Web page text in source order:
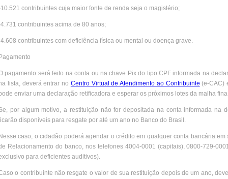
contribuintes cuja maior fonte de renda seja o magistério;
contribuintes acima de 80 anos;
contribuintes com deficiência física ou mental ou doença grave.
pagamento será feito na conta ou na chave Pix do tipo CPF informada na
lista, deverá entrar no Centro Virtual de Atendimento ao Contribuinte (e-CAC)
enviar uma declaração retificadora e esperar os próximos lotes da malha
por algum motivo, a restituição não for depositada na conta informada na
disponíveis para resgate por até um ano no Banco do Brasil.
caso, o cidadão poderá agendar o crédito em qualquer conta bancária
Relacionamento do banco, nos telefones 4004-0001 (capitais), 0800-729-
para deficientes auditivos).
o contribuinte não resgate o valor de sua restituição depois de um ano,